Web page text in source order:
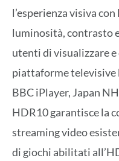
l’esperienza visiva
luminosità, contrasto
utenti di visualizzare
piattaforme televisive
BBC iPlayer, Japan
HDR10 garantisce la
streaming video
di giochi abilitati